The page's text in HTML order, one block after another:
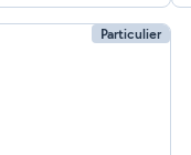
Particulier